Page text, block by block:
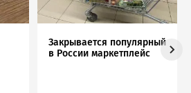
Закрывается популярный
в России маркетплейс